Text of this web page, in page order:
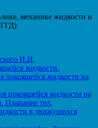
механике жидкости и
И.И.
жидкости.
покоящейся жидкости на
покоящейся жидкости на
Плавание тел.
в движущихся